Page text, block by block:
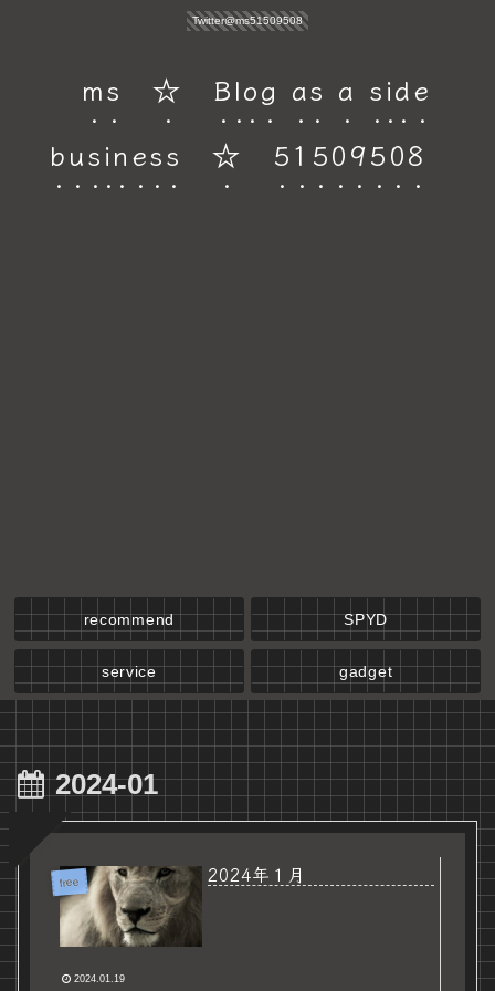
Twitter@ms51509508
ms ☆ Blog as a side
business ☆ 51509508
recommend SPYD
service gadget
2024-01
free 2024年１月
2024.01.19